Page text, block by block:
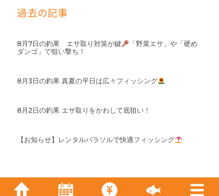
過去の記事
8月7日の釣果 エサ取り対策が鍵
「野菜エサ」や「硬め
ダンゴ」で狙い撃ち！
8月3日の釣果 真夏の平日は広々フィッシング
8月2日の釣果 エサ取りをかわして底狙い！
【お知らせ】レンタルパラソルで快適フィッシング